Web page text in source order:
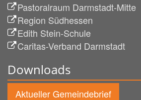
Pastoralraum Darmstadt-Mitte
Region Südhessen
Edith Stein-Schule
Caritas-Verband Darmstadt
Downloads
Aktueller Gemeindebrief